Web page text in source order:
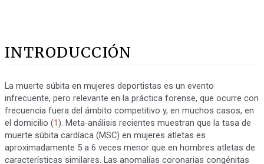
INTRODUCCIÓN
La muerte súbita en mujeres deportistas es un evento
infrecuente, pero relevante en la práctica forense, que ocurre con
frecuencia fuera del ámbito competitivo y, en muchos casos, en
el domicilio (1). Meta-análisis recientes muestran que la tasa de
muerte súbita cardíaca (MSC) en mujeres atletas es
aproximadamente 5 a 6 veces menor que en hombres atletas de
características similares. Las anomalías coronarias congénitas